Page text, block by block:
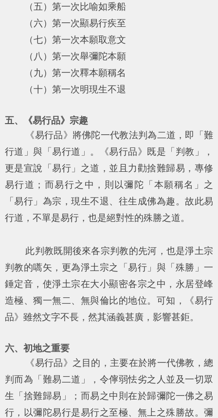
（五）第一次比喻如乘船
（六）第一次顯易行疾至
（七）第一次本願取意文
（八）第一次舉彌陀本願
（九）第一次釋本願稱名
（十）第一次明現生不退
五、《易行品》宗趣
《易行品》將佛陀一代教法判為二道，即「難
行道」與「易行道」。《易行品》既是「判教」，
更是宣說「易行」之道，並且力勸捨難歸易，專修
易行道；而易行之中，則以彌陀「本願稱名」之
「易行」為宗，現生不退、往生成佛為趣。故此易
行道，不單是易行，也是絕對性的殊勝之道。
此判教既開後來各宗判教的先河，也是淨土宗
判教的嚆矢，更為淨土宗之「易行」與「殊勝」一
錘定音，使淨土宗在大小顯密各宗之中，永居登峰
造極、獨一無二、無與倫比的地位。可知，《易行
品》雖然文字不長，然其涵義甚廣，影響甚鉅。
六、初地之重要
《易行品》之目的，主要在於將一代佛教，總
判而為「難易二道」，令儜弱怯劣之人並及一切眾
生「捨難歸易」；而易之中則在於歸彌陀一佛之易
行，以彌陀易行是易行之至極、無上之殊勝故。彌